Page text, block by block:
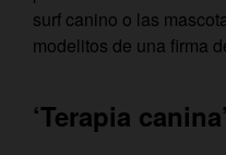
surf canino o las
modelitos de una firma
‘Terapia canina’